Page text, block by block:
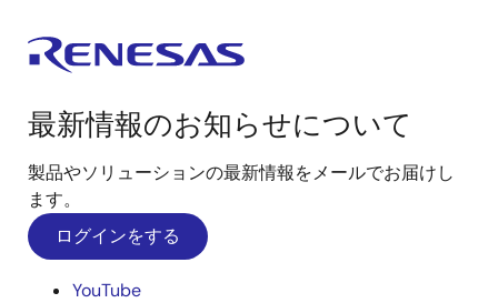
最新情報のお知らせについて
製品やソリューションの最新情報をメールでお届けし
ます。
ログインをする
YouTube